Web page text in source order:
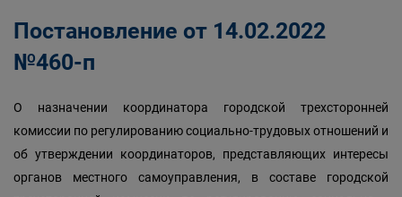
Постановление от 14.02.2022
№460-п
О назначении координатора городской трехсторонней
комиссии по регулированию социально-трудовых отношений и
об утверждении координаторов, представляющих интересы
органов местного самоуправления, в составе городской